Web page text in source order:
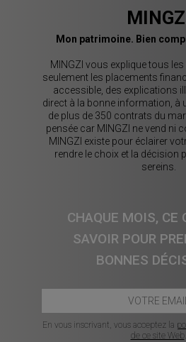
Mon patrimoine. Bien
MINGZI vous explique tous
seulement les placements
accessible, des explications
direct à la bonne information, à
de plus de 350 contrats du
pensée car MINGZI ne vend ni
MINGZI existe pour éclairer
rendre le choix et la décision
sereins.
CHAQUE MOIS, CE
SAVOIR POUR
BONNES
En vous inscrivant, vous acceptez la
de ce site Web.